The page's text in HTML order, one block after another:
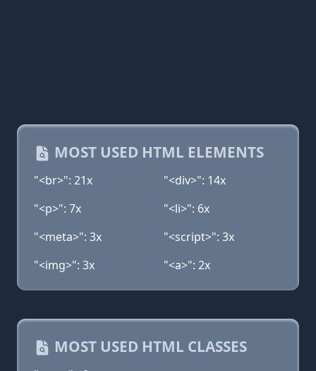
MOST USED HTML ELEMENTS
"<br>": 21x
"<div>": 14x
"<p>": 7x
"<li>": 6x
"<meta>": 3x
"<script>": 3x
"<img>": 3x
"<a>": 2x
MOST USED HTML CLASSES